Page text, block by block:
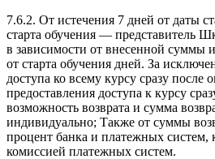
7.6.2. От истечения 7 дней от даты
старта обучения — представитель
в зависимости от внесенной суммы
от старта обучения дней. За
доступа ко всему курсу сразу после
предоставления доступа к курсу
возможность возврата и сумма
индивидуально; Также от суммы
процент банка и платежных систем,
комиссией платежных систем.